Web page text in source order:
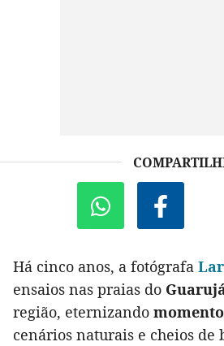
Há cinco anos, a fotógrafa
ensaios nas praias do
região, eternizando
cenários naturais e cheios de